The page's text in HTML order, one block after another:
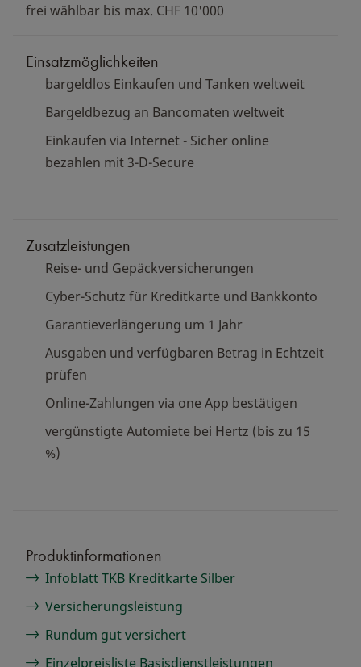
frei wählbar bis max. CHF 10'000
Einsatzmöglichkeiten
bargeldlos Einkaufen und Tanken weltweit
Bargeldbezug an Bancomaten weltweit
Einkaufen via Internet - Sicher online
bezahlen mit 3-D-Secure
Zusatzleistungen
Reise- und Gepäckversicherungen
Cyber-Schutz für Kreditkarte und Bankkonto
Garantieverlängerung um 1 Jahr
Ausgaben und verfügbaren Betrag in Echtzeit
prüfen
Online-Zahlungen via one App bestätigen
vergünstigte Automiete bei Hertz (bis zu 15
%)
Produktinformationen
Infoblatt TKB Kreditkarte Silber
Versicherungsleistung
Rundum gut versichert
Einzelpreisliste Basisdienstleistungen